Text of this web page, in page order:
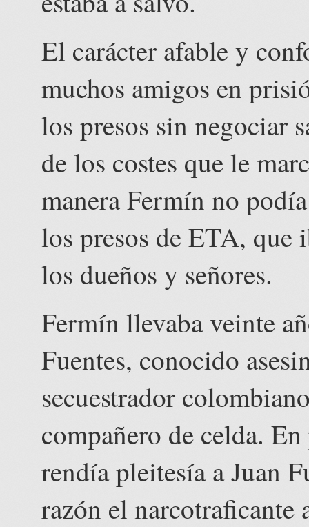
El carácter afable y
muchos amigos en
los presos sin negociar
de los costes que le
manera Fermín no
los presos de ETA,
los dueños y señores.
Fermín llevaba veinte
Fuentes, conocido
secuestrador
compañero de celda.
rendía pleitesía a Juan
razón el narcotraficante